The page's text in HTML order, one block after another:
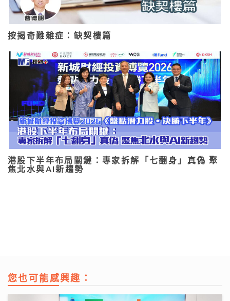
按揭奇難雜症：缺契樓篇
港股下半年布局關鍵：專家拆解「七翻身」真偽 聚
焦北水與AI新趨勢
您也可能感興趣：